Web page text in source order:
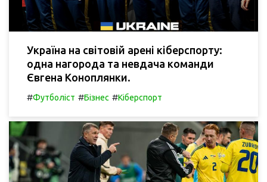
Україна на світовій арені кіберспорту:
одна нагорода та невдача команди
Євгена Коноплянки.
#Футболіст #Бізнес #Кіберспорт